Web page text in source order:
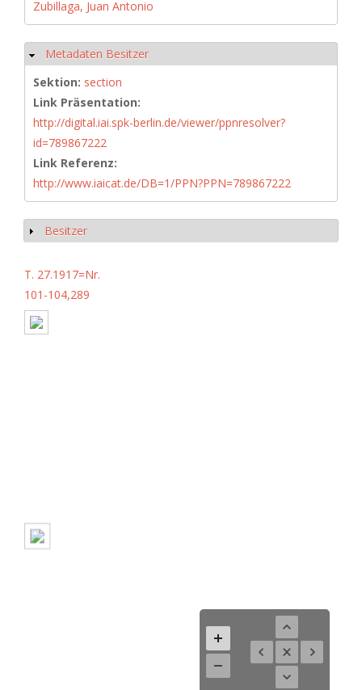
Zubillaga, Juan Antonio
Hide
Metadaten Besitzer
Sektion: section
Link Präsentation:
http://digital.iai.spk-berlin.de/viewer/ppnresolver?
id=789867222
Link Referenz:
http://www.iaicat.de/DB=1/PPN?PPN=789867222
Show
Besitzer
T. 27.1917=Nr.
101-104,289